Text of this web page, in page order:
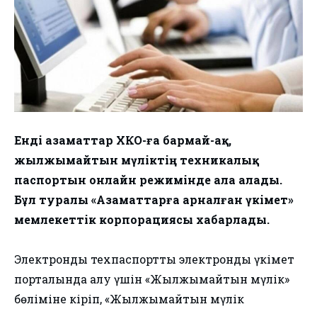
Енді азаматтар ХҚКО-ға бармай-ақ,
жылжымайтын мүліктің техникалық
паспортын онлайн режимінде ала алады.
Бұл туралы «Азаматтарға арналған үкімет»
мемлекеттік корпорациясы хабарлады.
Электрондық техпаспортты электронды үкімет
порталында алу үшін «Жылжымайтын мүлік»
бөліміне кіріп, «Жылжымайтын мүлік